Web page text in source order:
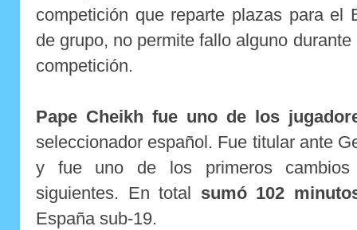
competición que reparte plazas para el
de grupo, no permite fallo alguno
competición.
Pape Cheikh fue uno de los
seleccionador español. Fue titular ante
y fue uno de los primeros
siguientes. En total sumó 102
España sub-19.